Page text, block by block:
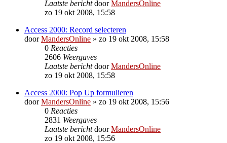
Laatste berichtdoorMandersOnline
zo 19 okt 2008, 15:58
Access 2000: Record selecteren
doorMandersOnline » zo 19 okt 2008, 15:58
0 Reacties
2606 Weergaves
Laatste berichtdoorMandersOnline
zo 19 okt 2008, 15:58
Access 2000: Pop Up formulieren
doorMandersOnline » zo 19 okt 2008, 15:56
0 Reacties
2831 Weergaves
Laatste berichtdoorMandersOnline
zo 19 okt 2008, 15:56